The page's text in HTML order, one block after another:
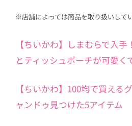
※店舗によっては商品を取り扱いして
【ちいかわ】しまむらで入
とティッシュポーチが可愛く
【ちいかわ】100均で買える
ャンドゥ見つけた5アイテム